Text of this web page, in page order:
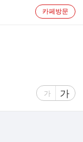
카페방문
글
가
글
자
가